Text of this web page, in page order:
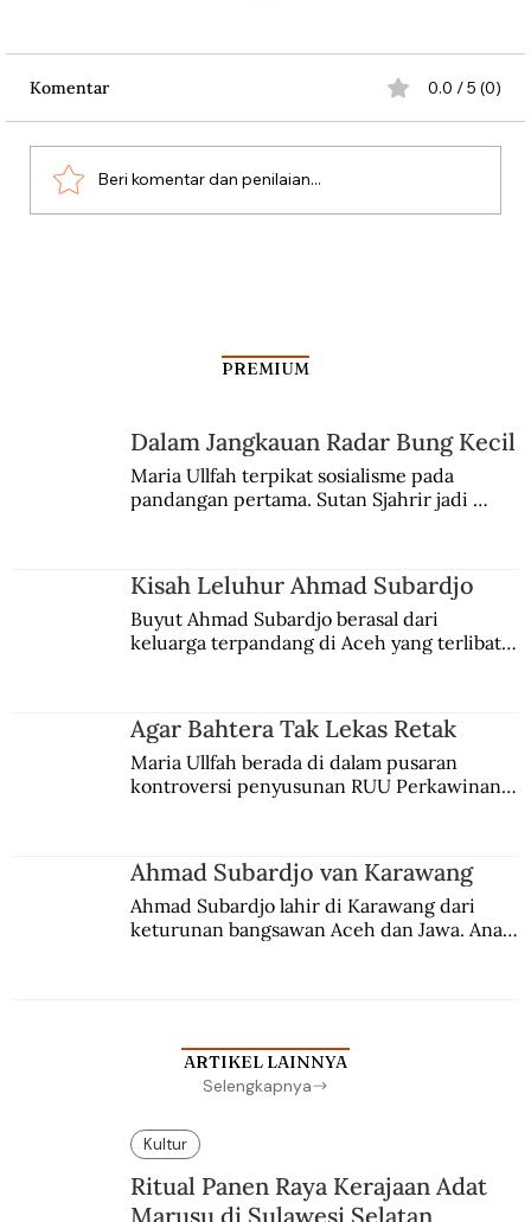
Misteri Gunung Kawi
Komentar 0.0 / 5 (0)
Beri komentar dan penilaian...
PREMIUM
Dalam Jangkauan Radar Bung Kecil
Maria Ullfah terpikat sosialisme pada
pandangan pertama. Sutan Sjahrir jadi
Kisah Leluhur Ahmad Subardjo
Buyut Ahmad Subardjo berasal dari
keluarga terpandang di Aceh yang terlibat
Agar Bahtera Tak Lekas Retak
Maria Ullfah berada di dalam pusaran
kontroversi penyusunan RUU Perkawinan.
Ahmad Subardjo van Karawang
Ahmad Subardjo lahir di Karawang dari
keturunan bangsawan Aceh dan Jawa. Anak
ARTIKEL LAINNYA
Selengkapnya
Kultur
Ritual Panen Raya Kerajaan Adat
Marusu di Sulawesi Selatan